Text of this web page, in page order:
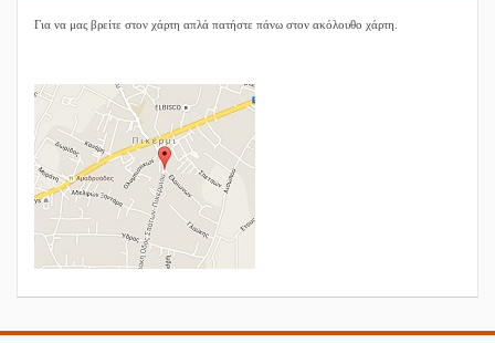
Για να μας βρείτε στον χάρτη απλά πατήστε πάνω στον ακόλουθο χάρτη.